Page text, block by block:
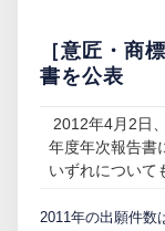
TOPICS/出版物/
SHIP（米国直接
PCTnavi
［意匠・商
書を公表
2012年4月2日
年度年次報告書
いずれについて
2011年の出願件数